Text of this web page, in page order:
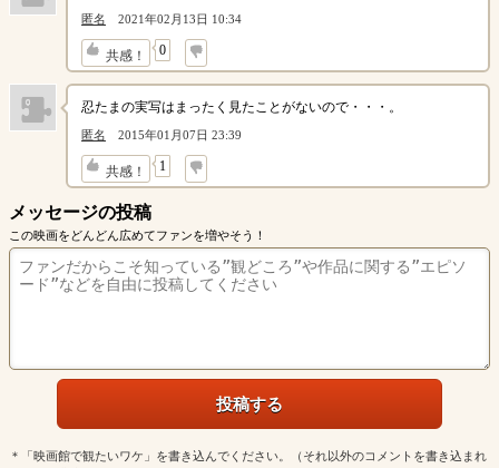
匿名 2021年02月13日 10:34
共感！ 0
↓
忍たまの実写はまったく見たことがないので・・・。
匿名 2015年01月07日 23:39
共感！ 1
↓
メッセージの投稿
この映画をどんどん広めてファンを増やそう！
＊「映画館で観たいワケ」を書き込んでください。（それ以外のコメントを書き込まれ